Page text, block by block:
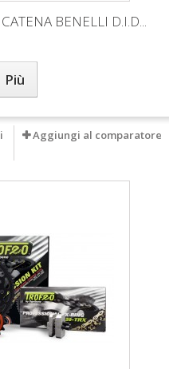
BENELLI D.I.D...
Più
Aggiungi al comparatore